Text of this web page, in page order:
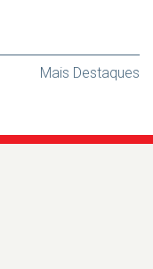
Mais Destaques